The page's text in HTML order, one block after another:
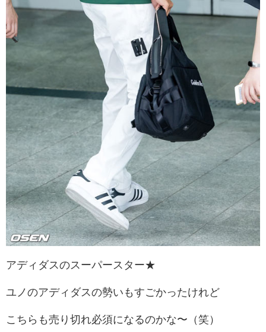
アディダスのスーパースター★
ユノのアディダスの勢いもすごかったけれど
こちらも売り切れ必須になるのかな〜（笑）